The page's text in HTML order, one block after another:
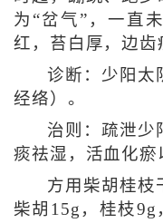
为“岔气”，一直
红，苔白厚，边齿
诊断：少阳太
经络）。
治则：疏泄少
痰祛湿，活血化瘀
方用柴胡桂枝
柴胡15g，桂枝9g